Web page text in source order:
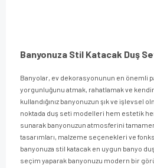
Banyonuza Stil Katacak Duş
Banyolar, ev dekorasyonunun en önemli
yorgunluğunu atmak, rahatlamak ve
kullandığınız banyonuzun şık ve işlevsel
noktada duş seti modelleri hem estetik
sunarak banyonuzun atmosferini
tasarımları, malzeme seçenekleri ve
banyonuza stil katacak en uygun banyo
seçim yaparak banyonuzu modern bir